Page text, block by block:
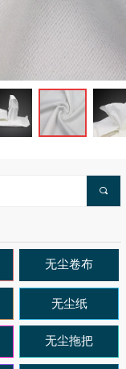
끠
无尘卷布
无尘纸
无尘拖把